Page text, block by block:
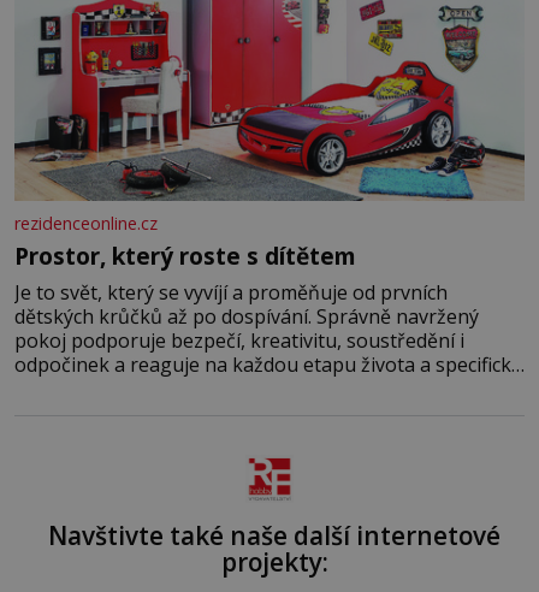
rezidenceonline.cz
Prostor, který roste s dítětem
Je to svět, který se vyvíjí a proměňuje od prvních
dětských krůčků až po dospívání. Správně navržený
pokoj podporuje bezpečí, kreativitu, soustředění i
odpočinek a reaguje na každou etapu života a specifické
Navštivte také naše další internetové
projekty: